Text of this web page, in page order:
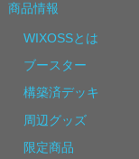
商品情報
WIXOSSとは
ブースター
構築済デッキ
周辺グッズ
限定商品